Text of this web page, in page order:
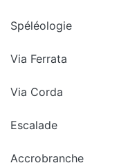
Spéléologie
Via Ferrata
Via Corda
Escalade
Accrobranche